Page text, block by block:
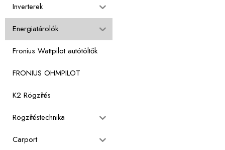
Inverterek
Energiatárolók
Fronius Wattpilot autótöltők
FRONIUS OHMPILOT
K2 Rögzítés
Rögzítéstechnika
Carport